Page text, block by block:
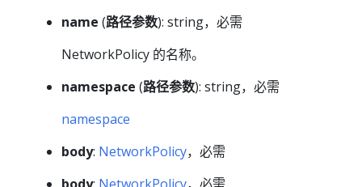
name (路径参数): string，必需
NetworkPolicy 的名称。
namespace (路径参数): string，必需
namespace
body: NetworkPolicy，必需
body: NetworkPolicy，必需